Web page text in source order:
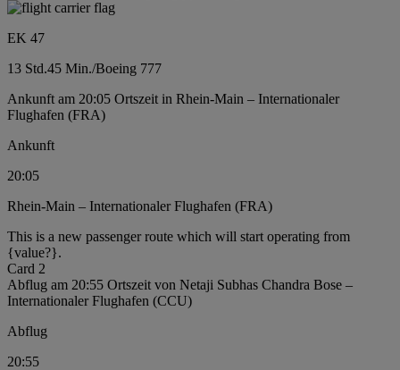
EK 47
13 Std.45 Min./Boeing 777
Ankunft am 20:05 Ortszeit in Rhein-Main – Internationaler
Flughafen (FRA)
Ankunft
20:05
Rhein-Main – Internationaler Flughafen (FRA)
This is a new passenger route which will start operating from
{value?}.
Card 2
Abflug am 20:55 Ortszeit von Netaji Subhas Chandra Bose –
Internationaler Flughafen (CCU)
Abflug
20:55